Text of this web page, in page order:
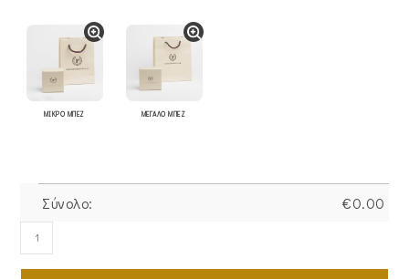
ΜΙΚΡΟ ΜΠΕΖ ΜΕΓΑΛΟ ΜΠΕΖ
Σύνολο: €0.00
Δαχτυλίδι
Ασημένιο